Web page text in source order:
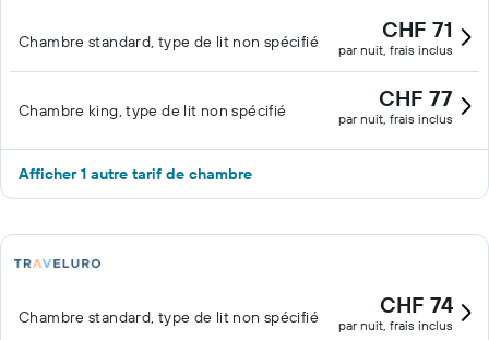
Chambre standard, type de lit non spécifié CHF 71
par nuit, frais inclus
Chambre king, type de lit non spécifié CHF 77
par nuit, frais inclus
Afficher 1 autre tarif de chambre
Chambre standard, type de lit non spécifié CHF 74
par nuit, frais inclus